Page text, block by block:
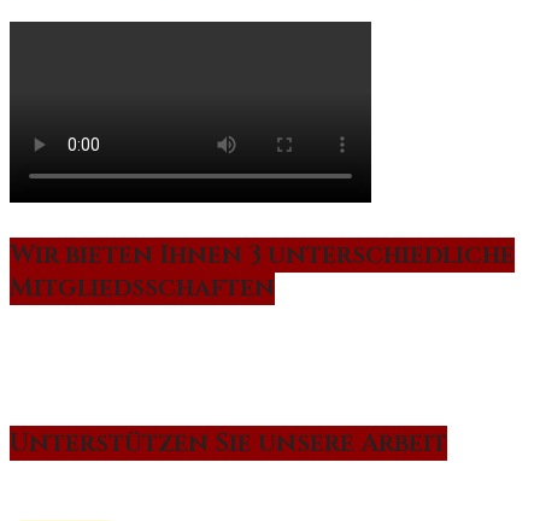
Wir bieten Ihnen 3 unterschiedliche
Mitgliedsschaften
Unterstützen Sie unsere Arbeit